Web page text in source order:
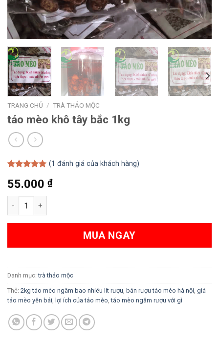
TRANG CHỦ / TRÀ THẢO MỘC
táo mèo khô tây bắc 1kg
dựa trên
(1 đánh giá của khách hàng)
55.000 ₫
táo mèo khô tây bắc 1kg số lượng
MUA NGAY
Danh mục:trà thảo mộc
Thẻ: 2kg táo mèo ngâm bao nhiêu lít rượu bán rượu táo mèo hà nội giá
táo mèo yên bái
lợi ích của táo mèo ,táo mèo ngâm rượu với gì